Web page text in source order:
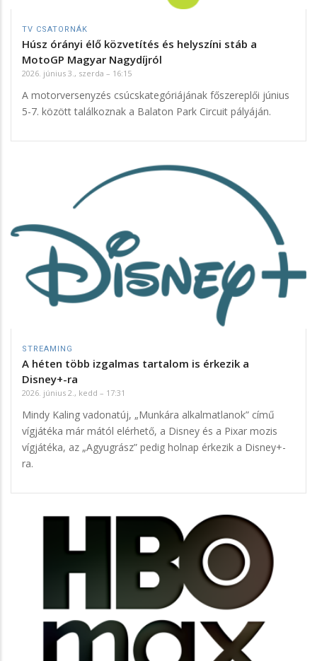
TV CSATORNÁK
Húsz órányi élő közvetítés és helyszíni stáb a
MotoGP Magyar Nagydíjról
2026. június 3., szerda – 16:15
A motorversenyzés csúcskategóriájának főszereplői június
5-7. között találkoznak a Balaton Park Circuit pályáján.
STREAMING
A héten több izgalmas tartalom is érkezik a
Disney+-ra
2026. június 2., kedd – 17:31
Mindy Kaling vadonatúj, „Munkára alkalmatlanok” című
vígjátéka már mától elérhető, a Disney és a Pixar mozis
vígjátéka, az „Agyugrász” pedig holnap érkezik a Disney+-
ra.